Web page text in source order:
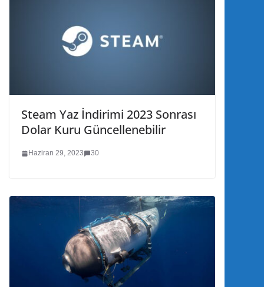
Steam Yaz İndirimi 2023 Sonrası
Dolar Kuru Güncellenebilir
Haziran 29, 2023 30